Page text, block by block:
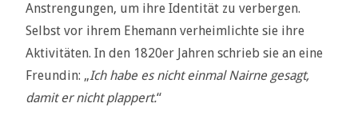
Anstrengungen, um ihre Identität zu verbergen.
Selbst vor ihrem Ehemann verheimlichte sie ihre
Aktivitäten. In den 1820er Jahren schrieb sie an eine
Freundin: „Ich habe es nicht einmal Nairne gesagt,
damit er nicht plappert.“